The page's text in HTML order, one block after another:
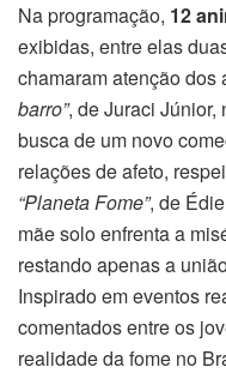
Na programação, 12
exibidas, entre elas
chamaram atenção dos
barro”, de Juraci Júnior,
busca de um novo
relações de afeto,
“Planeta Fome”, de
mãe solo enfrenta a
restando apenas a
Inspirado em eventos
comentados entre os
realidade da fome no